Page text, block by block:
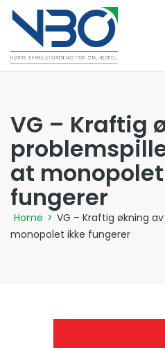
VG – Kraftig
at
fungerer
Home > VG – Kraftig økning
monopolet ikke fungerer